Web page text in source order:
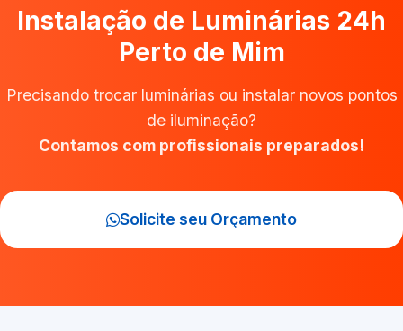
Instalação de Luminárias 24h
Perto de Mim
Precisando trocar luminárias ou instalar novos pontos
de iluminação?
Contamos com profissionais preparados!
Solicite seu Orçamento